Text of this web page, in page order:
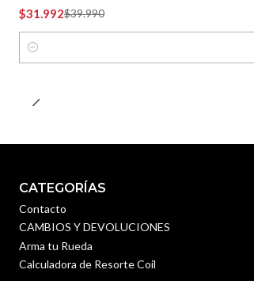
$31.992$39.990
Cantidad
CATEGORÍAS
Contacto
CAMBIOS Y DEVOLUCIONES
Arma tu Rueda
Calculadora de Resorte Coil